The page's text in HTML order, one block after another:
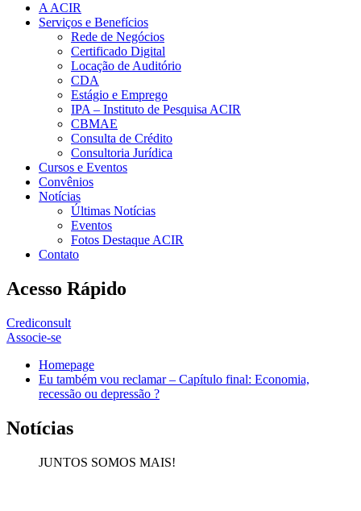
A ACIR
Serviços e Benefícios
Rede de Negócios
Certificado Digital
Locação de Auditório
CDA
Estágio e Emprego
IPA – Instituto de Pesquisa ACIR
CBMAE
Consulta de Crédito
Consultoria Jurídica
Cursos e Eventos
Convênios
Notícias
Últimas Notícias
Eventos
Fotos Destaque ACIR
Contato
Acesso Rápido
Crediconsult
Associe-se
Homepage
Eu também vou reclamar – Capítulo final: Economia,
recessão ou depressão ?
Notícias
JUNTOS SOMOS MAIS!